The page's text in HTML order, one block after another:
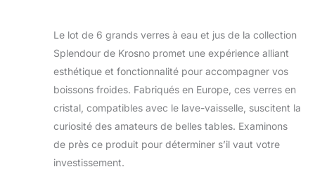
Le lot de 6 grands verres à eau et jus de la collection
Splendour de Krosno promet une expérience alliant
esthétique et fonctionnalité pour accompagner vos
boissons froides. Fabriqués en Europe, ces verres en
cristal, compatibles avec le lave-vaisselle, suscitent la
curiosité des amateurs de belles tables. Examinons
de près ce produit pour déterminer s’il vaut votre
investissement.